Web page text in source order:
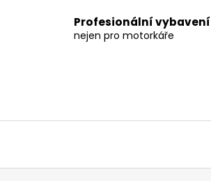
Profesionální vybavení
nejen pro motorkáře